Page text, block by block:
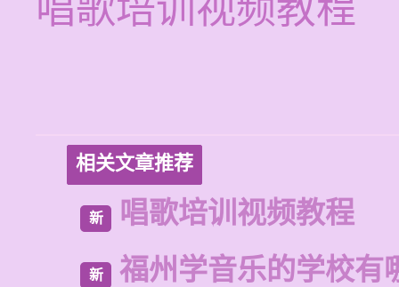
唱歌培训视频教程
相关文章推荐
新 唱歌培训视频教程
新 福州学音乐的学校有